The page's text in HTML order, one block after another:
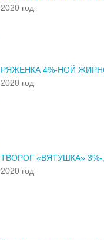
2020 год
РЯЖЕНКА 4%-НОЙ
2020 год
ТВОРОГ «ВЯТУШКА»
2020 год